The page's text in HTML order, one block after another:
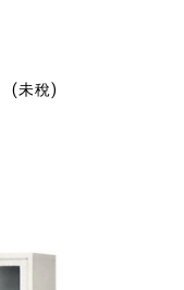
(未稅)